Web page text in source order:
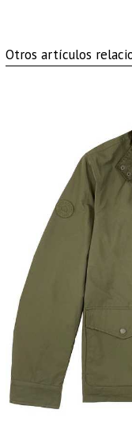
Otros artículos